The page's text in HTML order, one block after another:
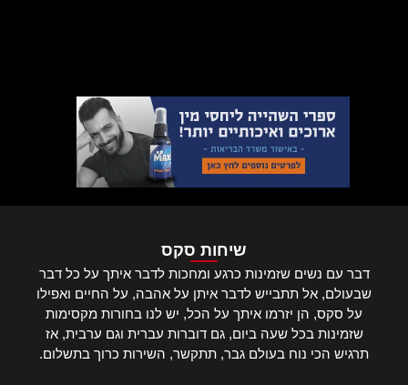
שיחות סקס
דבר עם נשים שזמינות כרגע ומחכות לדבר איתך על כל דבר
שבעולם, אל תתבייש לדבר איתן על אהבה, על החיים ואפילו
על סקס, הן יזרמו איתך על הכל, יש לנו בחורות מקסימות
שזמינות בכל שעה ביום, גם דוברות עברית וגם ערבית, אז
תרגיש הכי נוח בעולם גבר, תתקשר, השירות כרוך בתשלום.